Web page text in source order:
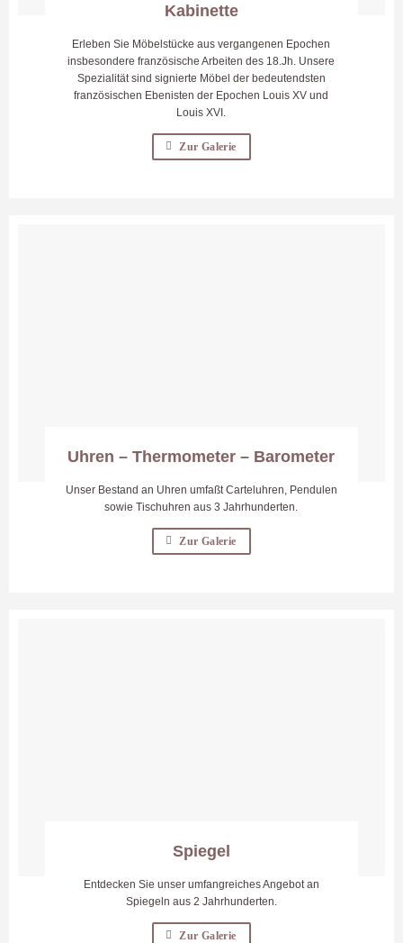
Kabinette
Erleben Sie Möbelstücke aus vergangenen Epochen
insbesondere französische Arbeiten des 18.Jh. Unsere
Spezialität sind signierte Möbel der bedeutendsten
französischen Ebenisten der Epochen Louis XV und
Louis XVI.
Zur Galerie
Uhren – Thermometer – Barometer
Unser Bestand an Uhren umfaßt Carteluhren, Pendulen
sowie Tischuhren aus 3 Jahrhunderten.
Zur Galerie
Spiegel
Entdecken Sie unser umfangreiches Angebot an
Spiegeln aus 2 Jahrhunderten.
Zur Galerie